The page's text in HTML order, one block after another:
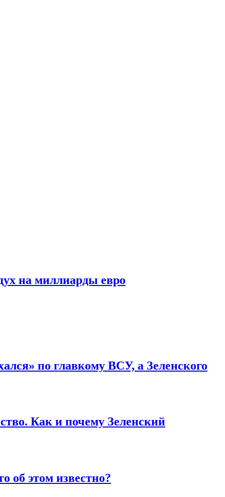
на миллиарды евро
по главкому ВСУ, а Зеленского
Как и почему Зеленский
об этом известно?